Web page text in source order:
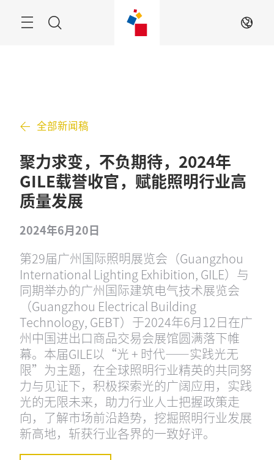
ZH
全部新闻稿
聚力求变，不负期待，2024年
GILE载誉收官，赋能照明行业高
质量发展
2024年6月20日
第29届广州国际照明展览会（Guangzhou
International Lighting Exhibition, GILE）与
同期举办的广州国际建筑电气技术展览会
（Guangzhou Electrical Building
Technology, GEBT）于2024年6月12日在广
州中国进出口商品交易会展馆圆满落下帷
幕。本届GILE以“光 + 时代——实践光无
限”为主题，在全球照明行业精英的共同努
力与见证下，积极探索光的广阔应用，实践
光的无限未来，助力行业人士把握政策走
向，了解市场前沿趋势，挖掘照明行业发展
新高地，斩获行业各界的一致好评。